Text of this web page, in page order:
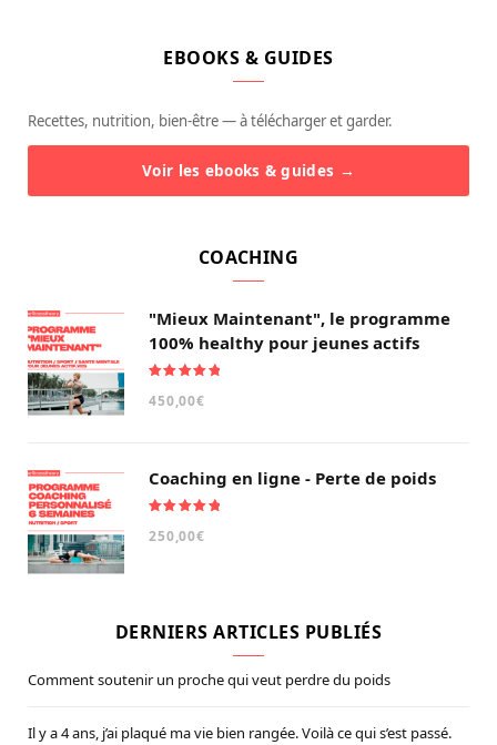
EBOOKS & GUIDES
Recettes, nutrition, bien-être — à télécharger et garder.
Voir les ebooks & guides →
COACHING
"Mieux Maintenant", le programme
100% healthy pour jeunes actifs
sur 5
450,00€
Coaching en ligne - Perte de poids
sur 5
250,00€
DERNIERS ARTICLES PUBLIÉS
Comment soutenir un proche qui veut perdre du poids
Il y a 4 ans, j’ai plaqué ma vie bien rangée. Voilà ce qui s’est passé.